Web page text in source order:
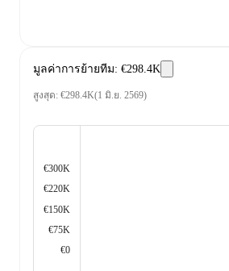
มูลค่าการย้ายทีม: €298.4K
สูงสุด: €298.4K(1 มิ.ย. 2569)
€300K
€220K
€150K
€75K
€0